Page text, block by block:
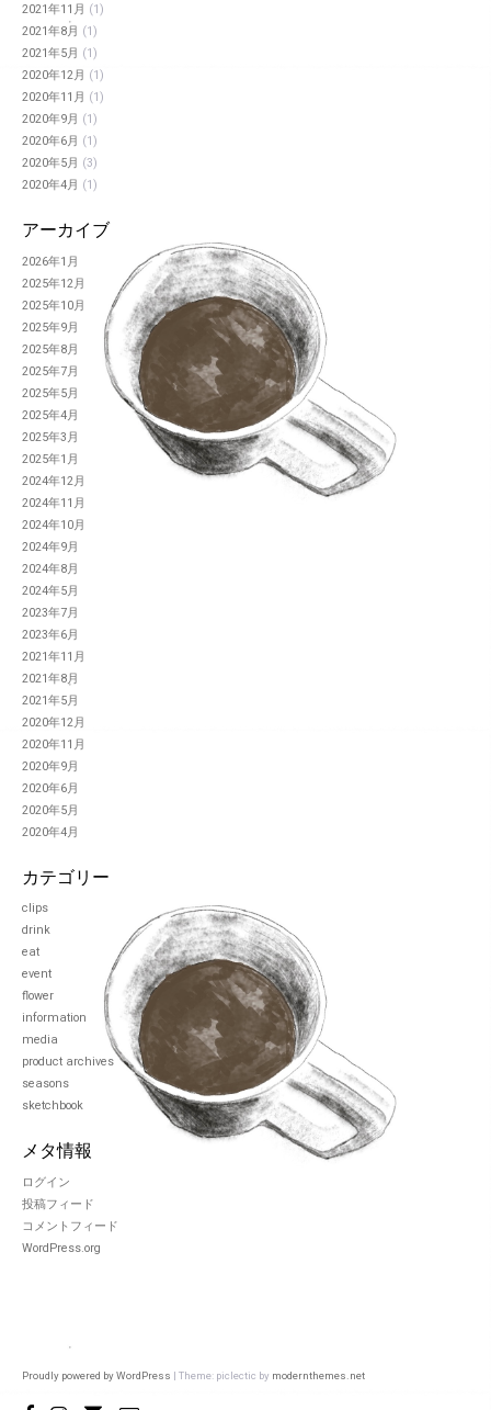
2021年11月 (1)
2021年8月 (1)
2021年5月 (1)
2020年12月 (1)
2020年11月 (1)
2020年9月 (1)
2020年6月 (1)
2020年5月 (3)
2020年4月 (1)
アーカイブ
2026年1月
2025年12月
2025年10月
2025年9月
2025年8月
2025年7月
2025年5月
2025年4月
2025年3月
2025年1月
2024年12月
2024年11月
2024年10月
2024年9月
2024年8月
2024年5月
2023年7月
2023年6月
2021年11月
2021年8月
2021年5月
2020年12月
2020年11月
2020年9月
2020年6月
2020年5月
2020年4月
カテゴリー
clips
drink
eat
event
flower
information
media
product archives
seasons
sketchbook
メタ情報
ログイン
投稿フィード
コメントフィード
WordPress.org
Proudly powered by WordPress | Theme: piclectic by modernthemes.net